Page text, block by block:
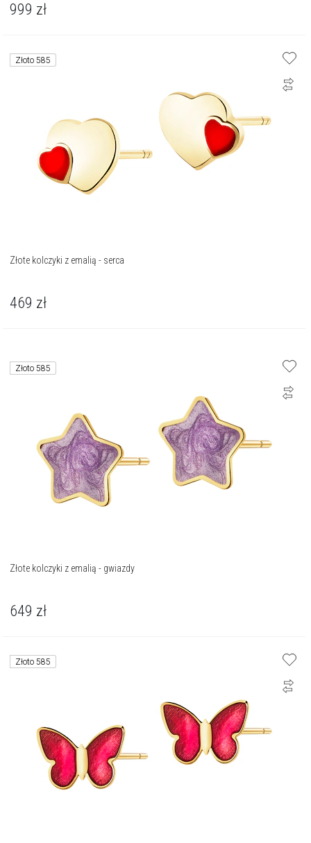
999 zł
Złoto 585
Złote kolczyki z emalią - serca
469 zł
Złoto 585
Złote kolczyki z emalią - gwiazdy
649 zł
Złoto 585